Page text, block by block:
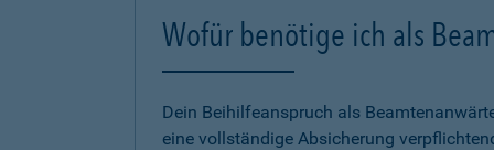
Wofür benötige ich als
Dein Beihilfeanspruch als
eine vollständige Absicherung